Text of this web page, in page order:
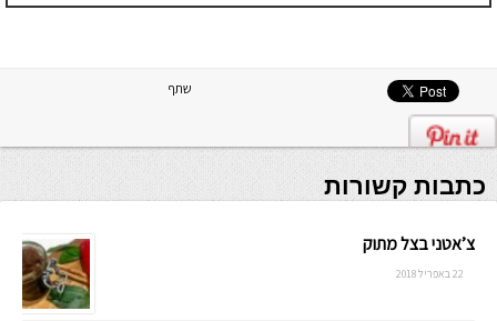
שתף
כתבות קשורות
צ’אטני בצל מתוק
22 באפריל 2018